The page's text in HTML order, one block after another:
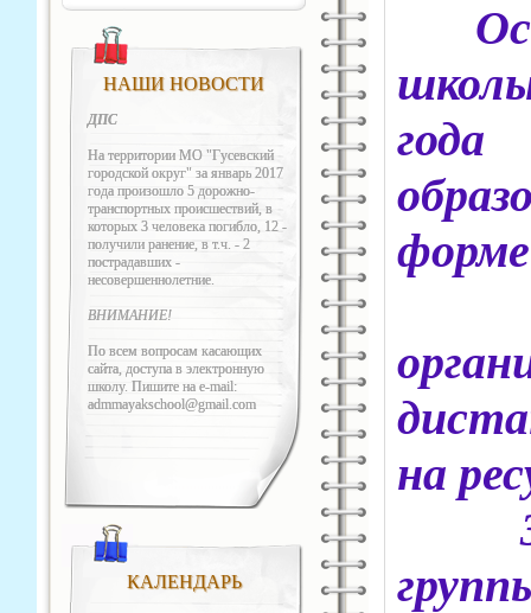
НАШИ НОВОСТИ
ДПС
На территории МО "Гусевский
городской округ" за январь 2017
года произошло 5 дорожно-
транспортных происшествий, в
которых 3 человека погибло, 12 -
получили ранение, в т.ч. - 2
пострадавших -
несовершеннолетние.
ВНИМАНИЕ!
По всем вопросам касающих
сайта, доступа в электронную
школу. Пишите на e-mail:
admmayakschool@gmail.com
КАЛЕНДАРЬ
на